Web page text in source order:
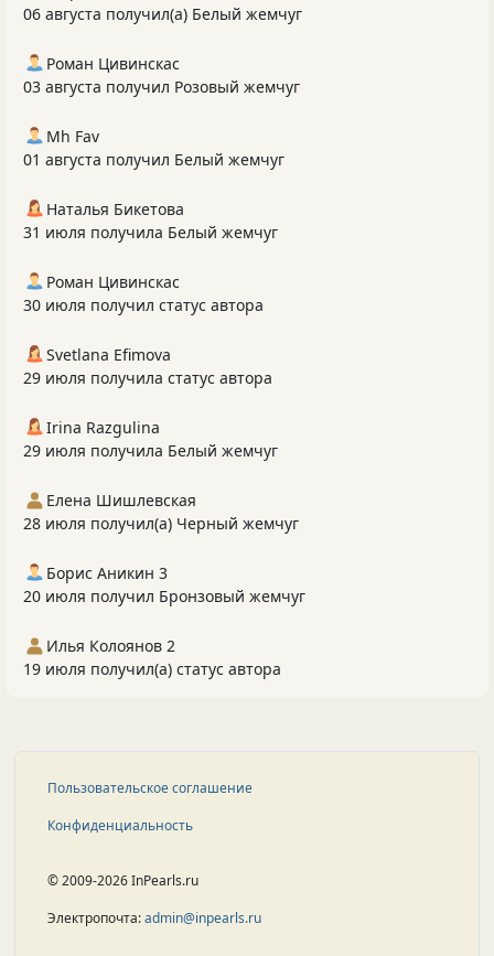
06 августа получил(а) Белый жемчуг
Роман Цивинскас
03 августа получил Розовый жемчуг
Mh Fav
01 августа получил Белый жемчуг
Наталья Бикетова
31 июля получила Белый жемчуг
Роман Цивинскас
30 июля получил статус автора
Svetlana Efimova
29 июля получила статус автора
Irina Razgulina
29 июля получила Белый жемчуг
Елена Шишлевская
28 июля получил(а) Черный жемчуг
Борис Аникин 3
20 июля получил Бронзовый жемчуг
Илья Колоянов 2
19 июля получил(а) статус автора
Пользовательское соглашение
Конфиденциальность
© 2009-2026 InPearls.ru
Электропочта:admin@inpearls.ru